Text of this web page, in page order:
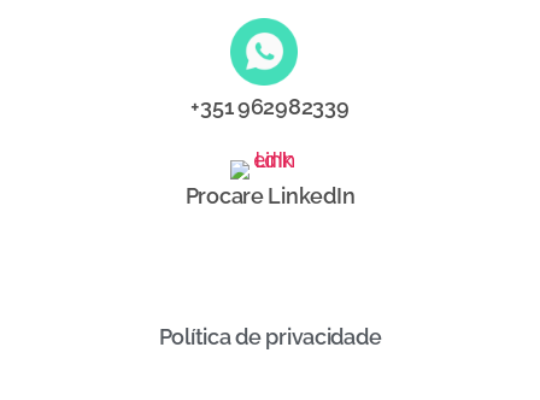
+351 962982339
Procare LinkedIn
Política de privacidade